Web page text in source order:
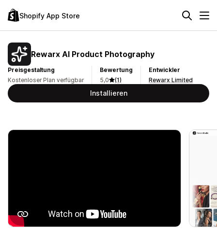
Shopify App Store
Rewarx AI Product Photography
Preisgestaltung
Kostenloser Plan verfügbar
Bewertung
5,0
(1)
Entwickler
Rewarx Limited
Installieren